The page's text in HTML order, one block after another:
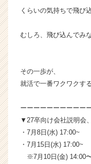
くらいの気持ちで飛び
むしろ、飛び込んでみ
その一歩が、
就活で一番ワクワクす
ーーーーーーーーーー
▼27卒向け会社説明会
・7月8日(水) 17:00~
・7月15日(水) 17:00~
※7月10日(金) 14:00